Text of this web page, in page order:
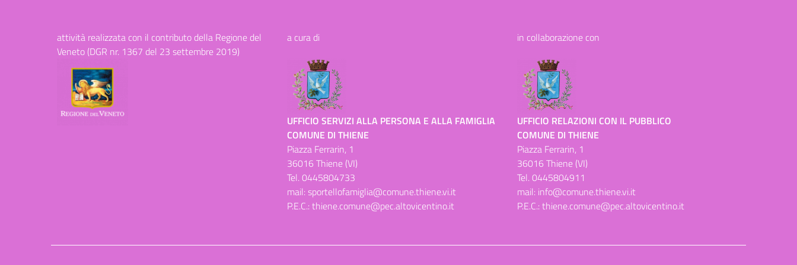
attività realizzata con il contributo della Regione del
Veneto (DGR nr. 1367 del 23 settembre 2019)
a cura di
UFFICIO SERVIZI ALLA PERSONA E ALLA FAMIGLIA
COMUNE DI THIENE
Piazza Ferrarin, 1
36016 Thiene (VI)
Tel.0445804733
mail:sportellofamiglia@comune.thiene.vi.it
P.E.C.:thiene.comune@pec.altovicentino.it
in collaborazione con
UFFICIO RELAZIONI CON IL PUBBLICO
COMUNE DI THIENE
Piazza Ferrarin, 1
36016 Thiene (VI)
Tel.0445804911
mail: info@comune.thiene.vi.it
P.E.C.:thiene.comune@pec.altovicentino.it